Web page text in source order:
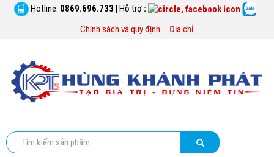
Hotline: 0869.696.733 | Hỗ trợ :
Chính sách và quy định
Địa chỉ